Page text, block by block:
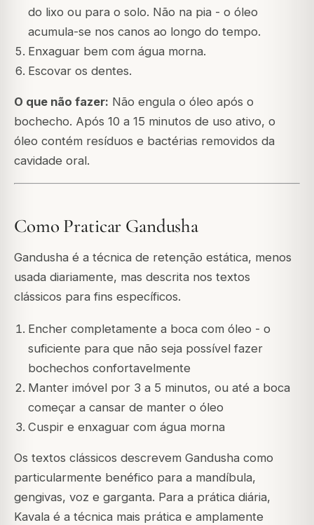
do lixo ou para o solo. Não na pia - o óleo
acumula-se nos canos ao longo do tempo.
Enxaguar bem com água morna.
Escovar os dentes.
O que não fazer: Não engula o óleo após o
bochecho. Após 10 a 15 minutos de uso ativo, o
óleo contém resíduos e bactérias removidos da
cavidade oral.
Como Praticar Gandusha
Gandusha é a técnica de retenção estática, menos
usada diariamente, mas descrita nos textos
clássicos para fins específicos.
Encher completamente a boca com óleo - o
suficiente para que não seja possível fazer
bochechos confortavelmente
Manter imóvel por 3 a 5 minutos, ou até a boca
começar a cansar de manter o óleo
Cuspir e enxaguar com água morna
Os textos clássicos descrevem Gandusha como
particularmente benéfico para a mandíbula,
gengivas, voz e garganta. Para a prática diária,
Kavala é a técnica mais prática e amplamente